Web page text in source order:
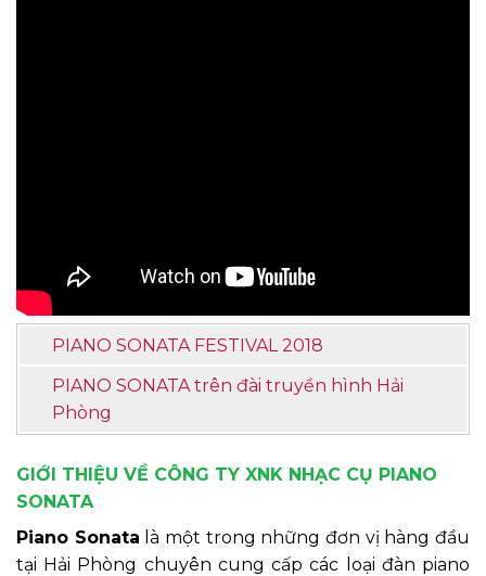
PIANO SONATA FESTIVAL 2018
PIANO SONATA trên đài truyền hình Hải
Phòng
GIỚI THIỆU VỀ CÔNG TY XNK NHẠC CỤ PIANO
SONATA
Piano Sonata là một trong những đơn vị hàng đầu
tại Hải Phòng chuyên cung cấp các loại đàn piano